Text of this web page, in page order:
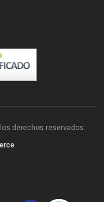
derechos reservados.